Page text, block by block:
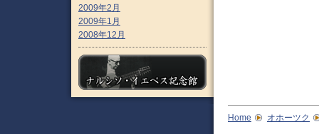
2009年2月
2009年1月
2008年12月
Home オホーツク